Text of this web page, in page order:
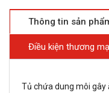
Thông tin sản
Điều kiện thương
Tủ chứa dung môi gây